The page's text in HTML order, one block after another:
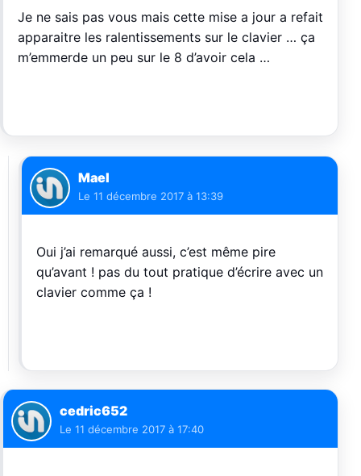
Je ne sais pas vous mais cette mise a jour a refait
apparaitre les ralentissements sur le clavier … ça
m’emmerde un peu sur le 8 d’avoir cela …
Mael
Le 11 décembre 2017 à 13:39
Oui j’ai remarqué aussi, c’est même pire
qu’avant ! pas du tout pratique d’écrire avec un
clavier comme ça !
cedric652
Le 11 décembre 2017 à 17:40